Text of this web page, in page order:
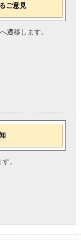
ご意見
遷移します。
。